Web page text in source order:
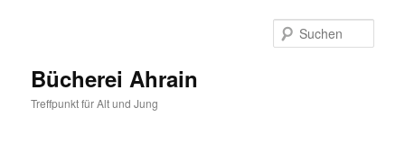
Bücherei Ahrain
Treffpunkt für Alt und Jung